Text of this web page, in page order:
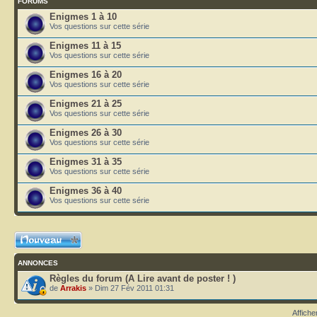
Enigmes 1 à 10
Vos questions sur cette série
Enigmes 11 à 15
Vos questions sur cette série
Enigmes 16 à 20
Vos questions sur cette série
Enigmes 21 à 25
Vos questions sur cette série
Enigmes 26 à 30
Vos questions sur cette série
Enigmes 31 à 35
Vos questions sur cette série
Enigmes 36 à 40
Vos questions sur cette série
Ecrire un nouveau
sujet
ANNONCES
Règles du forum (A Lire avant de poster ! )
de Arrakis » Dim 27 Fév 2011 01:31